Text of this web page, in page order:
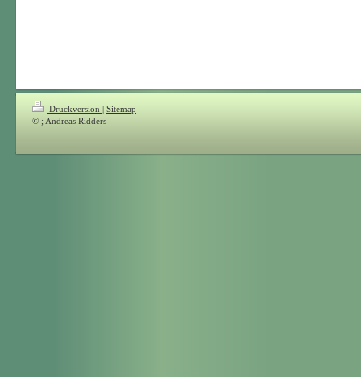
Druckversion | Sitemap
© ; Andreas Ridders